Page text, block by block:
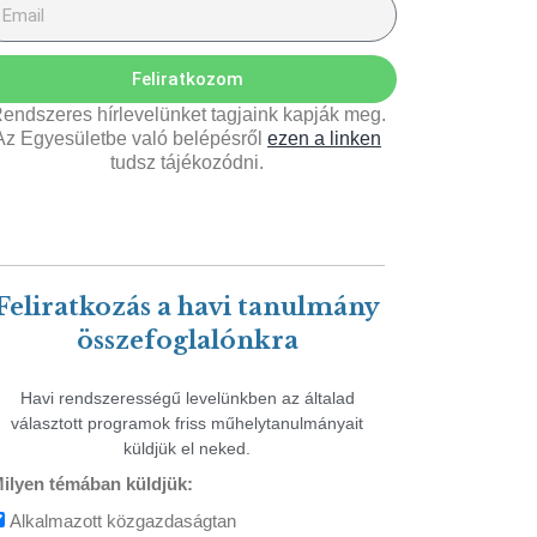
Feliratkozom
hírlevelünket tagjaink kapják meg.
Egyesületbe való belépésről ezen a linken
tudsz tájékozódni.
a havi tanulmány
összefoglalónkra
Havi rendszerességű levelünkben az általad
választott programok friss műhelytanulmányait
küldjük el neked.
témában küldjük:
Alkalmazott közgazdaságtan